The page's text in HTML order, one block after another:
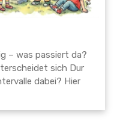
– was passiert da?
sich Dur
dabei? Hier